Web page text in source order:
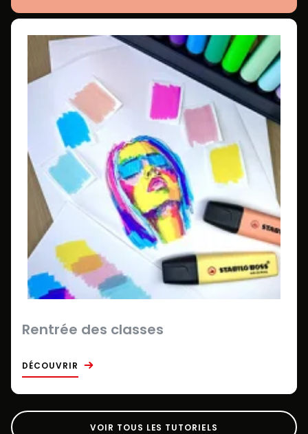
Rentrée des classes
DÉCOUVRIR
VOIR TOUS LES TUTORIELS